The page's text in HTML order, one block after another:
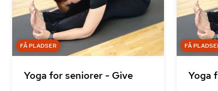
FÅ PLADSER
Yoga for seniorer - Give
FÅ
Yoga